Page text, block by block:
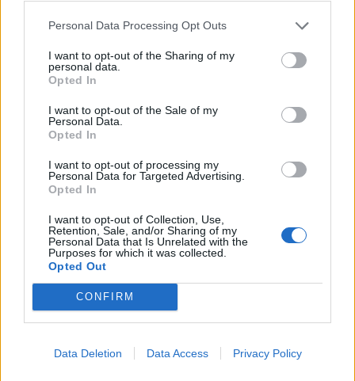
Personal Data Processing Opt Outs
I want to opt-out of the Sharing of my
personal data.
Opted In
I want to opt-out of the Sale of my
Personal Data.
Opted In
I want to opt-out of processing my
Personal Data for Targeted Advertising.
Opted In
I want to opt-out of Collection, Use,
Retention, Sale, and/or Sharing of my
Personal Data that Is Unrelated with the
Purposes for which it was collected.
Opted Out
CONFIRM
Data Deletion Data Access Privacy Policy
POTREBBE INTERESSARTI
Cardfight!! Vanguard collabora con Persona per
festeggiare il trentesimo anniversario